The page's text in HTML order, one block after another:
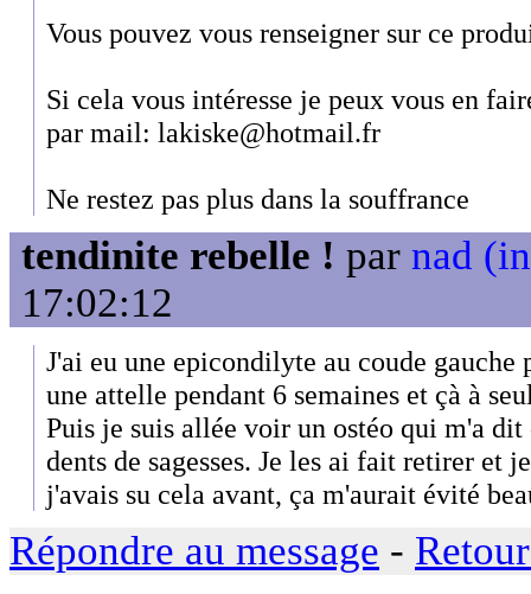
Vous pouvez vous renseigner sur ce
Si cela vous intéresse je peux vous en
par mail: lakiske@hotmail.fr
Ne restez pas plus dans la souffrance
tendinite rebelle ! par nad
17:02:12
J'ai eu une epicondilyte au coude gauche
une attelle pendant 6 semaines et çà à
Puis je suis allée voir un ostéo qui m'a dit
dents de sagesses. Je les ai fait retirer et
j'avais su cela avant, ça m'aurait évité
Répondre au message -